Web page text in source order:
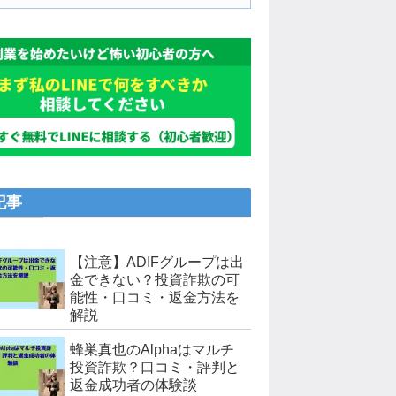
事
【注意】ADIFグループは出
金できない？投資詐欺の可
能性・口コミ・返金方法を
解説
蜂巣真也のAlphaはマルチ
投資詐欺？口コミ・評判と
返金成功者の体験談